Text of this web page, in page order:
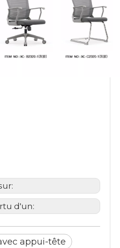
d'un:
appui-tête